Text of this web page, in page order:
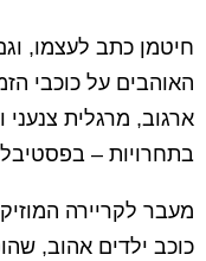
חיטמן כתב לעצמו,
האוהבים על כוכבי
ארגוב, מרגלית צנעני
בתחרויות – בפסטיבלי
מעבר לקריירה
כוכב ילדים אהוב,